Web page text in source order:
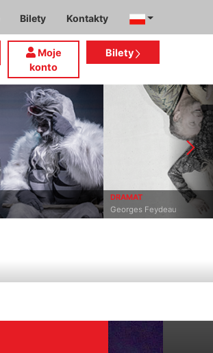
Bilety Kontakty
Moje
konto
Bilety
DRAMAT
Georges Feydeau